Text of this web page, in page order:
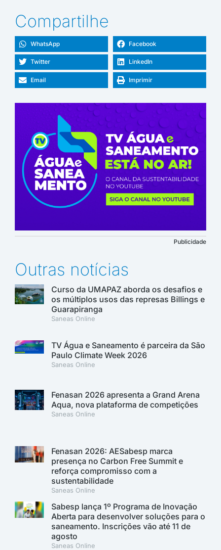
Compartilhe
WhatsApp Facebook
Twitter LinkedIn
Email Imprimir
Publicidade
Outras notícias
Curso da UMAPAZ aborda os desafios e
os múltiplos usos das represas Billings e
Guarapiranga
Saneas Online
TV Água e Saneamento é parceira da São
Paulo Climate Week 2026
Saneas Online
Fenasan 2026 apresenta a Grand Arena
Aqua, nova plataforma de competições
Saneas Online
Fenasan 2026: AESabesp marca
presença no Carbon Free Summit e
reforça compromisso com a
sustentabilidade
Saneas Online
Sabesp lança 1º Programa de Inovação
Aberta para desenvolver soluções para o
saneamento. Inscrições vão até 11 de
agosto
Saneas Online